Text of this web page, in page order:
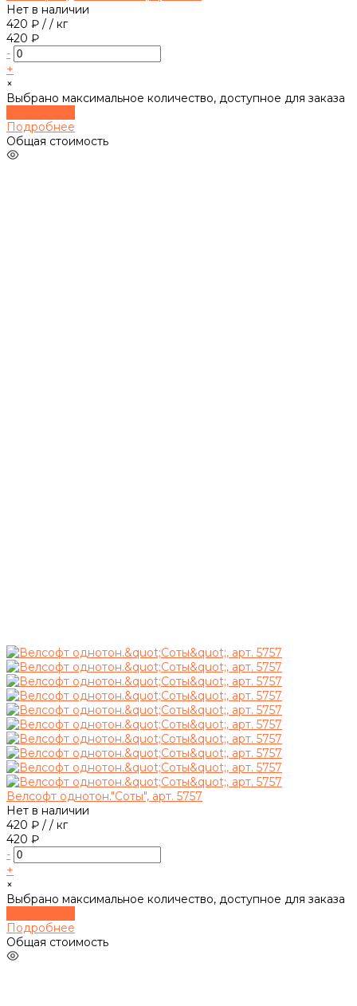
Нет в наличии
420 ₽ / / кг
420 ₽
-
+
×
Выбрано максимальное количество, доступное для заказа
Подробнее
Общая стоимость
Велсофт однотон."Соты", арт. 5757
Нет в наличии
420 ₽ / / кг
420 ₽
-
+
×
Выбрано максимальное количество, доступное для заказа
Подробнее
Общая стоимость